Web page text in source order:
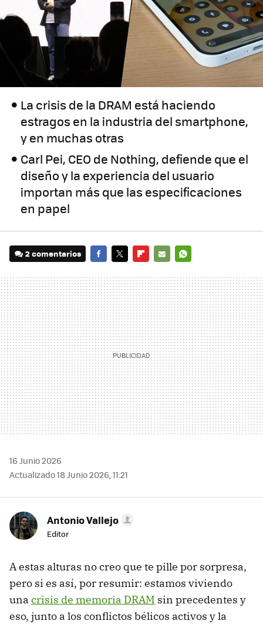
La crisis de la DRAM está haciendo
estragos en la industria del smartphone,
y en muchas otras
Carl Pei, CEO de Nothing, defiende que el
diseño y la experiencia del usuario
importan más que las especificaciones
en papel
2 comentarios
MAIL
16 Junio 2026
Actualizado 18 Junio 2026, 11:21
Antonio Vallejo
Editor
A estas alturas no creo que te pille por sorpresa,
pero si es así, por resumir: estamos viviendo
una crisis de memoria DRAM sin precedentes y
eso, junto a los conflictos bélicos activos y la